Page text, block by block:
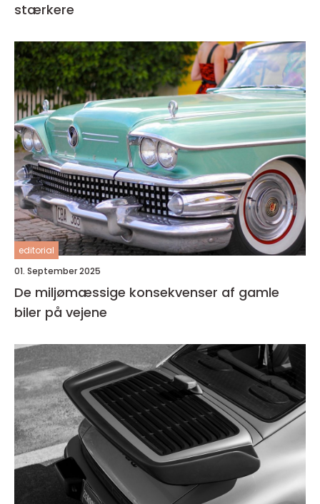
stærkere
editorial
01. September 2025
De miljømæssige konsekvenser af gamle
biler på vejene